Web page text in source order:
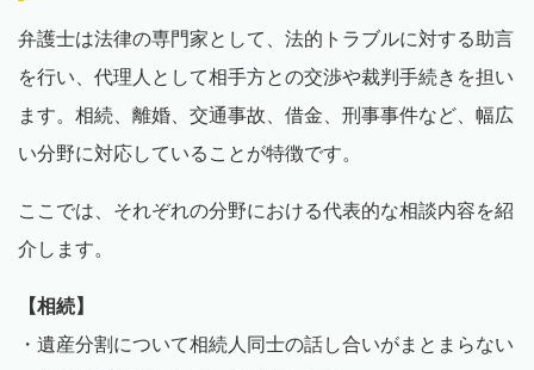
弁護士は法律の専門家として、法的トラブルに対する助言
を行い、代理人として相手方との交渉や裁判手続きを担い
ます。相続、離婚、交通事故、借金、刑事事件など、幅広
い分野に対応していることが特徴です。
ここでは、それぞれの分野における代表的な相談内容を紹
介します。
【相続】
・遺産分割について相続人同士の話し合いがまとまらない